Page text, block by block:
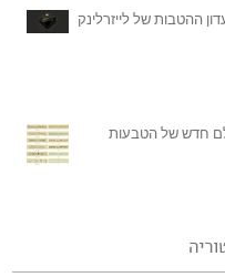
ההטבות של לייזרלינק
חדש של הטבעות